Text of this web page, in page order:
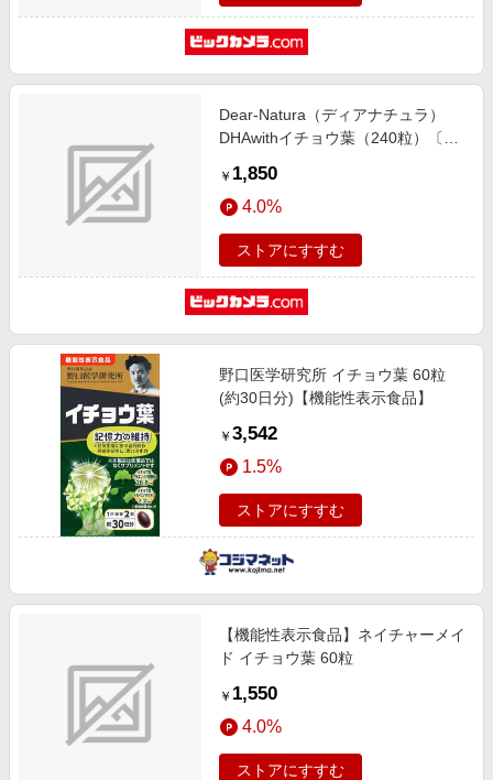
Dear-Natura（ディアナチュラ）
DHAwithイチョウ葉（240粒）〔栄
￥ 1,850
4.0%
ストアにすすむ
野口医学研究所 イチョウ葉 60粒
(約30日分)【機能性表示食品】
￥ 3,542
1.5%
ストアにすすむ
【機能性表示食品】ネイチャーメイ
ド イチョウ葉 60粒
￥ 1,550
4.0%
ストアにすすむ